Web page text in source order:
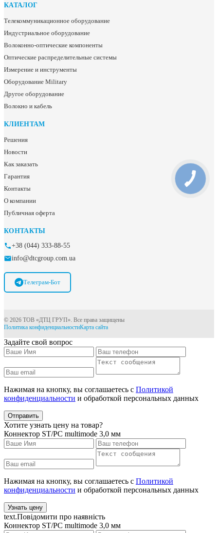
КАТАЛОГ
Телекоммуникационное оборудование
Индустриальное оборудование
Волоконно-оптические компоненты
Оптические распределительные системы
Измерение и инструменты
Оборудование Military
Другое оборудование
Волокно и кабель
КЛИЕНТАМ
Решения
Новости
Как заказать
Гарантия
Контакты
О компании
Публичная оферта
КОНТАКТЫ
+38 (044) 333-88-55
info@dtcgroup.com.ua
Телеграм-Бот
© 2026 ТОВ «ДТЦ ГРУП». Все права защищены
Политика конфиденциальностиКарта сайта
Задайте свой вопрос
Нажимая на кнопку, вы соглашаетесь с Политикой
конфиденциальности и обработкой персональных данных
Отправить
Хотите узнать цену на товар?
Коннектор ST/PC multimode 3,0 мм
Нажимая на кнопку, вы соглашаетесь с Политикой
конфиденциальности и обработкой персональных данных
Узнать цену
text.Повідомити про наявність
Коннектор ST/PC multimode 3,0 мм